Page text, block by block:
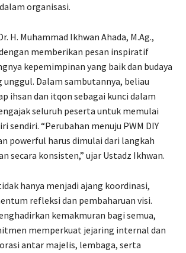
organisasi.
H. Muhammad Ikhwan Ahada, M.Ag.,
memberikan pesan inspiratif
kepemimpinan yang baik dan budaya
unggul. Dalam sambutannya, beliau
ihsan dan itqon sebagai kunci dalam
seluruh peserta untuk memulai
sendiri. “Perubahan menuju PWM DIY
powerful harus dimulai dari langkah
secara konsisten,” ujar Ustadz Ikhwan.
hanya menjadi ajang koordinasi,
refleksi dan pembaharuan visi.
kemakmuran bagi semua,
memperkuat jejaring internal dan
antar majelis, lembaga, serta